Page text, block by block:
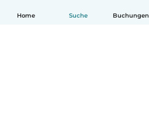
Home Suche Buchungen